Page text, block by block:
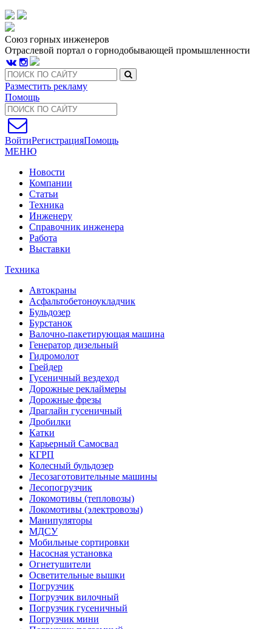
Союз горных инженеров
Отраслевой портал о горнодобывающей промышленности
Разместить рекламу
Помощь
ВойтиРегистрацияПомощь
МЕНЮ
Новости
Компании
Статьи
Техника
Инженеру
Справочник инженера
Работа
Выставки
Техника
Автокраны
Асфальтобетоноукладчик
Бульдозер
Бурстанок
Валочно-пакетирующая машина
Генератор дизельный
Гидромолот
Грейдер
Гусеничный вездеход
Дорожные реклаймеры
Дорожные фрезы
Драглайн гусеничный
Дробилки
Катки
Карьерный Самосвал
КГРП
Колесный бульдозер
Лесозаготовительные машины
Лесопогрузчик
Локомотивы (тепловозы)
Локомотивы (электровозы)
Манипуляторы
МДСУ
Мобильные сортировки
Насосная установка
Огнетушители
Осветительные вышки
Погрузчик
Погрузчик вилочный
Погрузчик гусеничный
Погрузчик мини